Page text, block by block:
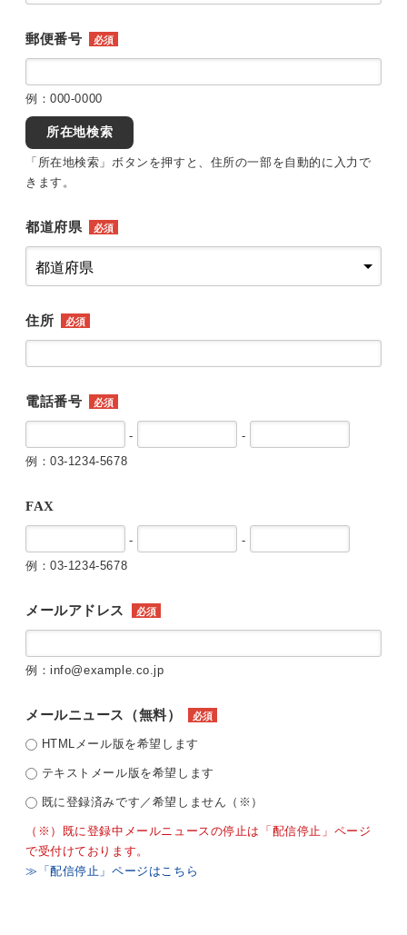
郵便番号 必須
例：000-0000
所在地検索
「所在地検索」ボタンを押すと、住所の一部を自動的に入力で
きます。
都道府県 必須
住所 必須
電話番号 必須
-
-
例：03-1234-5678
FAX
-
-
例：03-1234-5678
メールアドレス 必須
例：info@example.co.jp
メールニュース（無料） 必須
HTMLメール版を希望します
テキストメール版を希望します
既に登録済みです／希望しません（※）
（※）既に登録中メールニュースの停止は「配信停止」ページ
で受付けております。
≫「配信停止」ページはこちら